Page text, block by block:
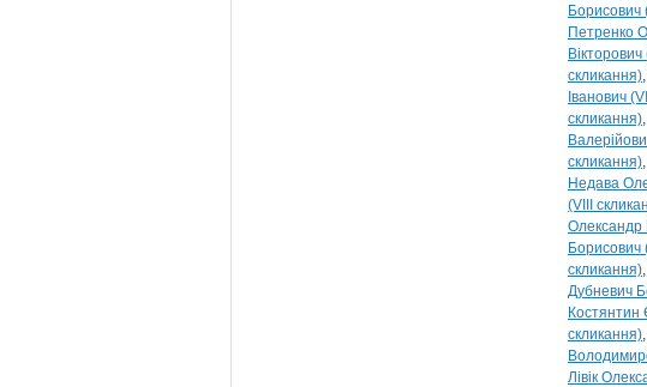
Борисович
Петренко
скликання)
Іванович
скликання)
скликання)
Недава
(VIII
Олександр
Борисович
скликання)
Дубневич
Костянтин
скликання)
Лівік